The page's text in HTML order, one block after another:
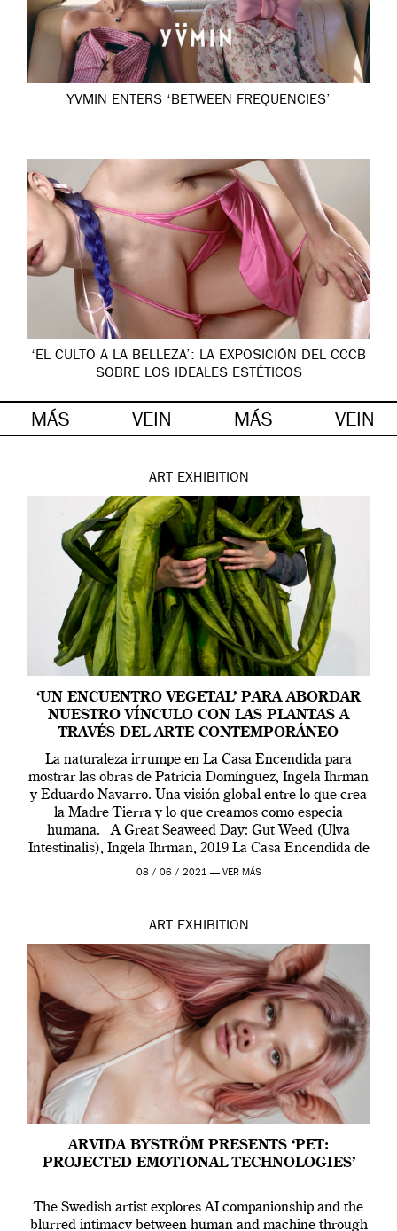
YVMIN ENTERS ‘BETWEEN FREQUENCIES’
‘EL CULTO A LA BELLEZA’: LA EXPOSICIÓN DEL CCCB
SOBRE LOS IDEALES ESTÉTICOS
MÁS VEIN MÁS VEIN
ART EXHIBITION
‘UN ENCUENTRO VEGETAL’ PARA ABORDAR
NUESTRO VÍNCULO CON LAS PLANTAS A
TRAVÉS DEL ARTE CONTEMPORÁNEO
La naturaleza irrumpe en La Casa Encendida para
mostrar las obras de Patricia Domínguez, Ingela Ihrman
y Eduardo Navarro. Una visión global entre lo que crea
la Madre Tierra y lo que creamos como especia
humana. A Great Seaweed Day: Gut Weed (Ulva
Intestinalis), Ingela Ihrman, 2019 La Casa Encendida de
Madrid y la Wellcome […]
08 / 06 / 2021 — VER MÁS
ART EXHIBITION
ARVIDA BYSTRÖM PRESENTS ‘PET:
PROJECTED EMOTIONAL TECHNOLOGIES’
The Swedish artist explores AI companionship and the
blurred intimacy between human and machine through